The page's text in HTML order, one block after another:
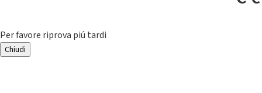
Per favore riprova piú tardi
Chiudi